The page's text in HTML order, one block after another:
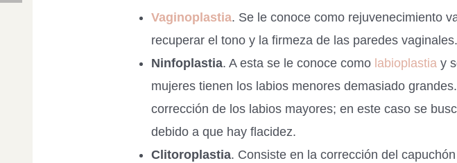
Vaginoplastia. Se le conoce como rejuvenecimiento
recuperar el tono y la firmeza de las paredes vaginales.
Ninfoplastia. A esta se le conoce como labioplastiay
mujeres tienen los labios menores demasiado
corrección de los labios mayores; en este caso se
debido a que hay flacidez.
Clitoroplastia. Consiste en la corrección del